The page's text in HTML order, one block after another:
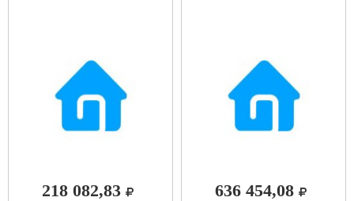
218 082,83 636 454,08